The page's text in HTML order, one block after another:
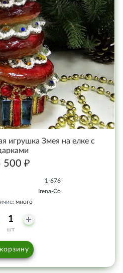
игрушка Змея на елке с
500 ₽
1-676
Irena-Co
много
шт